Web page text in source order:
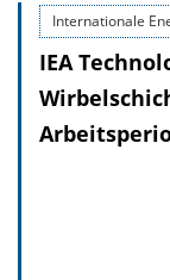
Internationale
IEA